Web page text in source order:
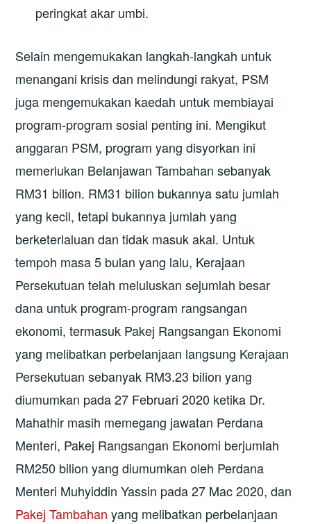
peringkat akar umbi.
Selain mengemukakan langkah-langkah untuk
menangani krisis dan melindungi rakyat, PSM
juga mengemukakan kaedah untuk membiayai
program-program sosial penting ini. Mengikut
anggaran PSM, program yang disyorkan ini
memerlukan Belanjawan Tambahan sebanyak
RM31 bilion. RM31 bilion bukannya satu jumlah
yang kecil, tetapi bukannya jumlah yang
berketerlaluan dan tidak masuk akal. Untuk
tempoh masa 5 bulan yang lalu, Kerajaan
Persekutuan telah meluluskan sejumlah besar
dana untuk program-program rangsangan
ekonomi, termasuk Pakej Rangsangan Ekonomi
yang melibatkan perbelanjaan langsung Kerajaan
Persekutuan sebanyak RM3.23 bilion yang
diumumkan pada 27 Februari 2020 ketika Dr.
Mahathir masih memegang jawatan Perdana
Menteri, Pakej Rangsangan Ekonomi berjumlah
RM250 bilion yang diumumkan oleh Perdana
Menteri Muhyiddin Yassin pada 27 Mac 2020, dan
Pakej Tambahan yang melibatkan perbelanjaan